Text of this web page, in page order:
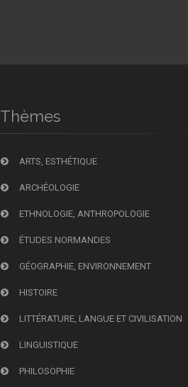
Thèmes
ARTS, ESTHÉTIQUE
ARCHÉOLOGIE
ETHNOLOGIE, ANTHROPOLOGIE
ÉTUDES NORMANDES
GÉOGRAPHIE, ENVIRONNEMENT
HISTOIRE
LITTÉRATURE, LANGUE ET CIVILISATION
LINGUISTIQUE
PHILOSOPHIE